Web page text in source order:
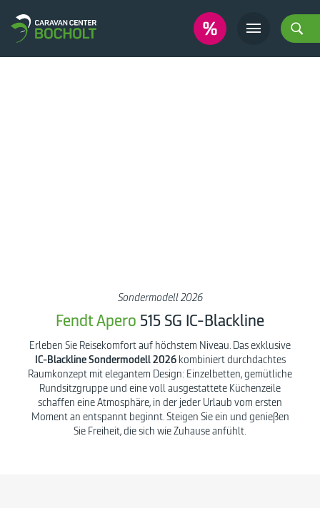
Sondermodell 2026
Fendt Apero 515 SG IC-Blackline
Erleben Sie Reisekomfort auf höchstem Niveau. Das exklusive
IC-Blackline Sondermodell 2026kombiniert durchdachtes
Raumkonzept mit elegantem Design: Einzelbetten, gemütliche
Rundsitzgruppe und eine voll ausgestattete Küchenzeile
schaffen eine Atmosphäre, in der jeder Urlaub vom ersten
Moment an entspannt beginnt. Steigen Sie ein und genießen
Sie Freiheit, die sich wie Zuhause anfühlt.